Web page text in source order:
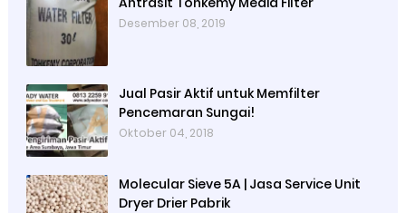
Desember 08, 2019
Jual Pasir Aktif untuk Memfilter
Pencemaran Sungai!
Oktober 04, 2018
Molecular Sieve 5A | Jasa Service Unit
Dryer Drier Pabrik